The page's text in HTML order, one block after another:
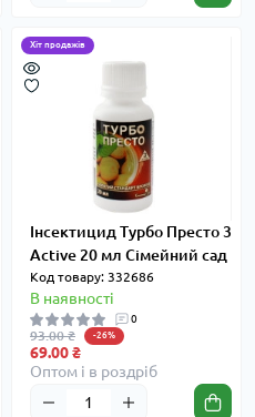
Хіт продажів
Інсектицид Турбо Престо 3
Active 20 мл Сімейний сад
Код товару: 332686
В наявності
0
93.00 ₴ -26%
69.00 ₴
Оптом і в роздріб